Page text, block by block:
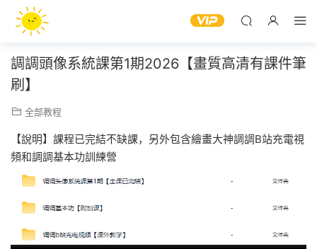
調調頭像系統課第1期2026【畫質高清有課件筆
刷】
全部教程
【說明】課程已完結不缺課，另外包含繪畫大神調調B站充電視
頻和調調基本功訓練營